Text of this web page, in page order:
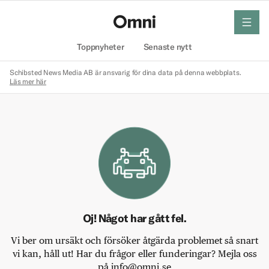
Toppnyheter Senaste nytt
meny
Schibsted News Media AB är ansvarig för dina data på denna webbplats.
Läs mer här
Oj! Något har gått fel.
Vi ber om ursäkt och försöker åtgärda problemet så snart
vi kan, håll ut! Har du frågor eller funderingar? Mejla oss